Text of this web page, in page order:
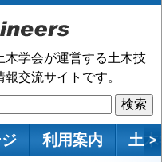
木学会が運営する土木技
交流サイトです。
利用案内 土 >